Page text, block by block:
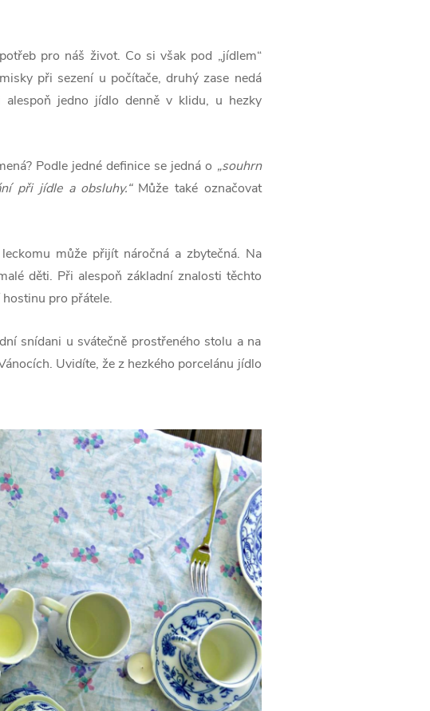
pro náš život. Co si však pod „jídlem“
při sezení u počítače, druhý zase nedá
jedno jídlo denně v klidu, u hezky
Podle jedné definice se jedná o „souhrn
při jídle a obsluhy.“Může také označovat
může přijít náročná a zbytečná. Na
děti. Při alespoň základní znalosti těchto
pro přátele.
snídani u svátečně prostřeného stolu a na
Uvidíte, že z hezkého porcelánu jídlo